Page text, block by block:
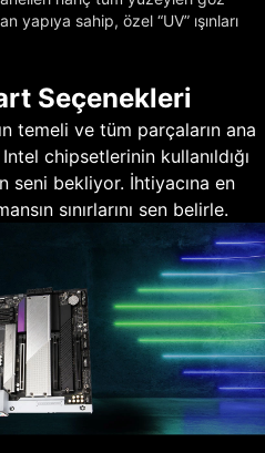
yapıya sahip, özel “UV” ışınları
Seçenekleri
temeli ve tüm parçaların ana
chipsetlerinin kullanıldığı
seni bekliyor. İhtiyacına en
sınırlarını sen belirle.